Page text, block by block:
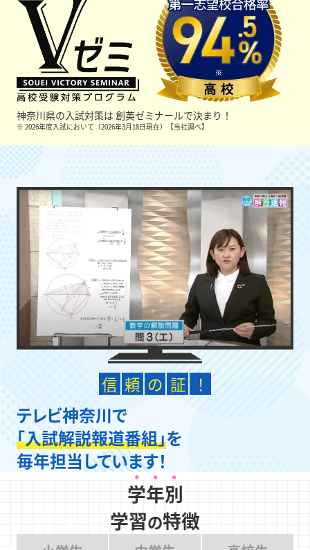
神奈川県の入試対策は 創英ゼミナールで決まり！
※ 2026年度入試において（2026年3月18日現在）【当社調べ】
信 頼 の 証 ！
テレビ神奈川で
「入試解説報道番組」を
毎年担当しています！
学年別
学習の特徴